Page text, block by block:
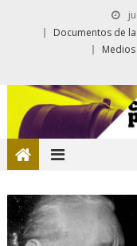
Documentos de la